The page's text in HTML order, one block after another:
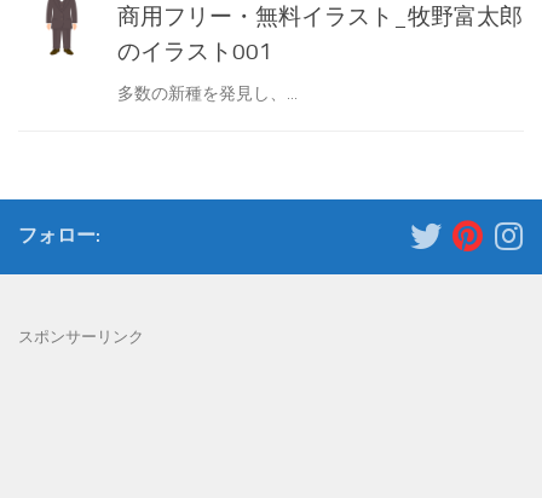
商用フリー・無料イラスト_牧野富太郎
のイラスト001
多数の新種を発見し、...
フォロー:
スポンサーリンク